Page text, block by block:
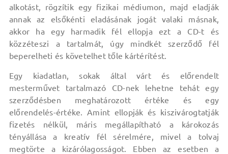
alkotást, rögzítik egy fizikai médiumon, majd eladják
annak az elsőkénti eladásának jogát valaki másnak,
akkor ha egy harmadik fél ellopja ezt a CD-t és
közzéteszi a tartalmát, úgy mindkét szerződő fél
beperelheti és követelhet tőle kártérítést.
Egy kiadatlan, sokak által várt és előrendelt
mesterművet tartalmazó CD-nek lehetne tehát egy
szerződésben meghatározott értéke és egy
előrendelés-értéke. Amint ellopják és kiszivárogtatják
fizetés nélkül, máris megállapítható a károkozás
tényállása a kreatív fél sérelmére, mivel a tolvaj
megtörte a kizárólagosságot. Ebben az esetben a